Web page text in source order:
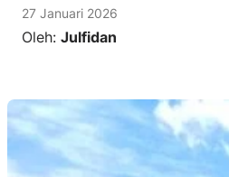
27 Januari 2026
Oleh: Julfidan